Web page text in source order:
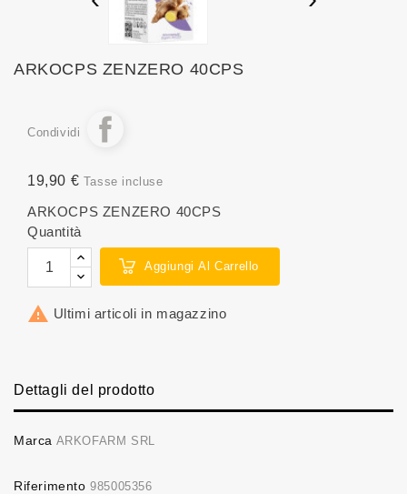
ARKOCPS ZENZERO 40CPS
Condividi
19,90 € Tasse incluse
ARKOCPS ZENZERO 40CPS
Quantità
Aggiungi Al Carrello
 Ultimi articoli in magazzino
Dettagli del prodotto
Marca ARKOFARM SRL
Riferimento 985005356